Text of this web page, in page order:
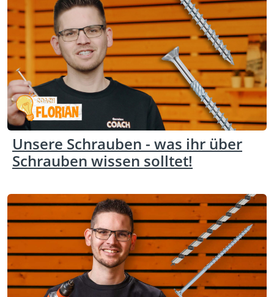
Unsere Schrauben - was ihr über
Schrauben wissen solltet!